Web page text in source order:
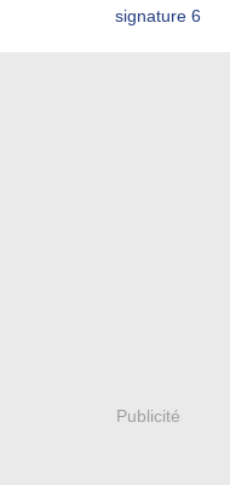
Publicité